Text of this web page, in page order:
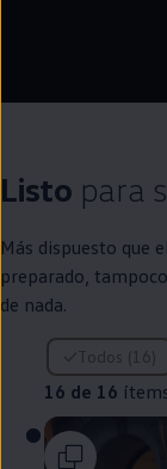
Listo para
Más dispuesto que el
preparado,
de nada.
Todos (16)
16 de 16
16 de 16